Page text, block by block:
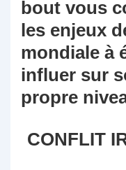
bout vous
les enjeux
mondiale à
influer sur
propre
CONFLIT